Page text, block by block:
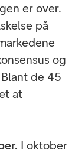
er over.
på
og
de 45
at
I oktober